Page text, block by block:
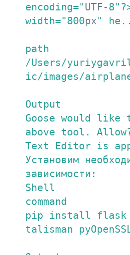
encoding="UTF-8
width="800px"
path
/Users/
ic/images/
Output
Goose would
above tool.
Text Editor is
Установим
зависимости:
Shell
command
pip install flask
talisman